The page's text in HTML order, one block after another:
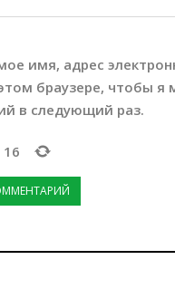
имя, адрес
браузере, чтобы я
в следующий раз.
16